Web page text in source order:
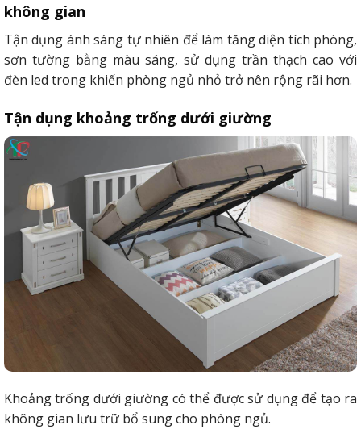
không gian
Tận dụng ánh sáng tự nhiên để làm tăng diện tích phòng,
sơn tường bằng màu sáng, sử dụng trần thạch cao với
đèn led trong khiến phòng ngủ nhỏ trở nên rộng rãi hơn.
Tận dụng khoảng trống dưới giường
Khoảng trống dưới giường có thể được sử dụng để tạo ra
không gian lưu trữ bổ sung cho phòng ngủ.